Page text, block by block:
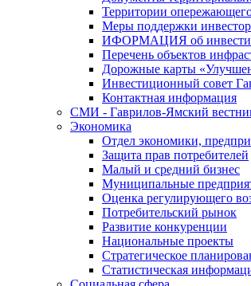
Территории
Меры поддержки
ИФОРМАЦИЯ об
Перечень объектов
Дорожные карты
Инвестиционный совет
Контактная информация
СМИ - Гаврилов-Ямский
Экономика
Отдел экономики,
Защита прав потребителей
Малый и средний бизнес
Муниципальные
Оценка регулирующего
Потребительский рынок
Развитие конкуренции
Национальные проекты
Стратегическое
Статистическая